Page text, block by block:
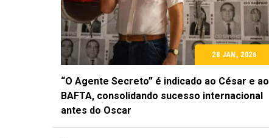
28 JAN, 2026
“O Agente Secreto” é indicado ao César e ao
BAFTA, consolidando sucesso internacional
antes do Oscar